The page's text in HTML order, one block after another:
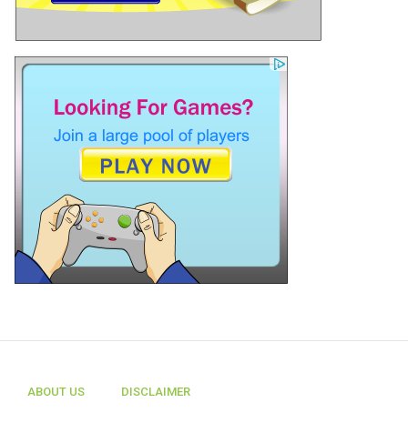
ABOUT US DISCLAIMER